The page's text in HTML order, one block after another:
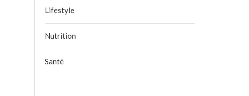
Lifestyle
Nutrition
Santé